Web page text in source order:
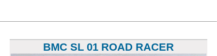
BMC SL 01 ROAD RACER